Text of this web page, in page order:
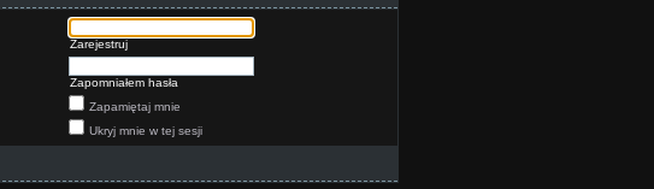
Zarejestruj
Zapomniałem hasła
Zapamiętaj mnie
Ukryj mnie w tej sesji